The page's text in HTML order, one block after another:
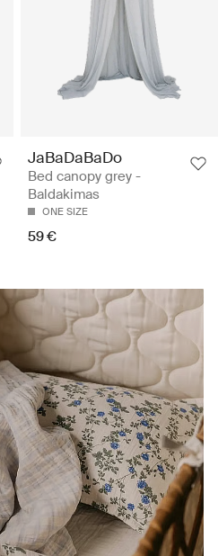
JaBaDaBaDo
Bed canopy grey -
Baldakimas
ONE SIZE
59 €